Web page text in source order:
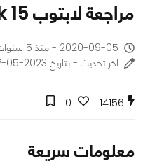
مراجعة لابتوب Honor Magicbook 15
2020-09-05 - منذ 5 سنوات
اخر تحديث - بتاريخ 2023-05-07
14156
0
معلومات سريعة